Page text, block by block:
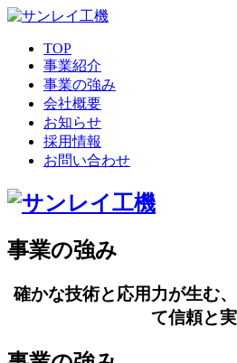
TOP
事業紹介
事業の強み
会社概要
お知らせ
採用情報
お問い合わせ
事業の強み
確かな技術と応用力が生む
て信頼と